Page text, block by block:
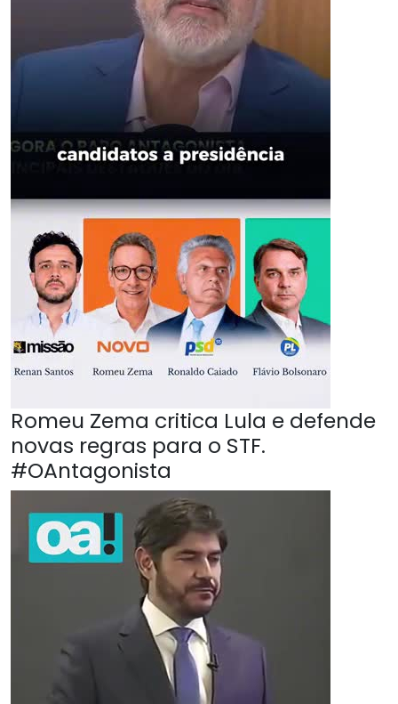
Romeu Zema critica Lula e defende
novas regras para o STF.
#OAntagonista